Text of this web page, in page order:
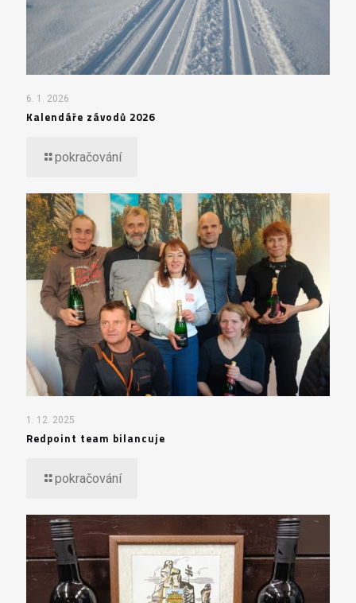
6. 1. 2026
Kalendáře závodů 2026
pokračování
1. 12. 2025
Redpoint team bilancuje
pokračování